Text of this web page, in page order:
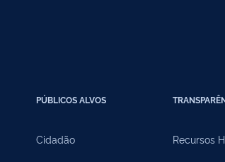
PÚBLICOS ALVOS
Cidadão Recursos